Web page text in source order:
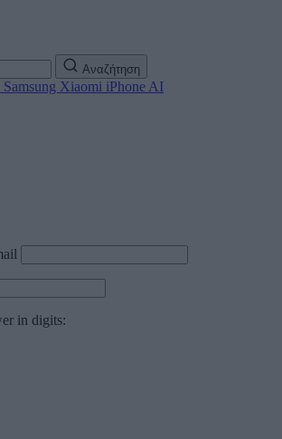
Αναζήτηση
Samsung Xiaomi iPhone AI
in digits: